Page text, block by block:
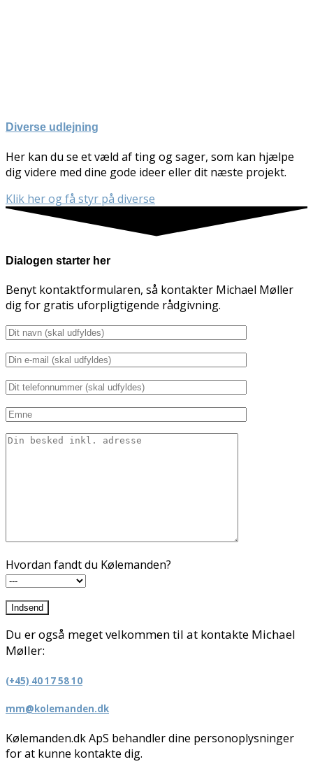
Diverse udlejning
Her kan du se et væld af ting og sager, som kan hjælpe
dig videre med dine gode ideer eller dit næste projekt.​
Klik her og få styr på diverse
Dialogen starter her
Benyt kontaktformularen, så kontakter Michael Møller
dig for gratis uforpligtigende rådgivning.
Hvordan fandt du Kølemanden?
Du er også meget velkommen til at kontakte Michael
Møller:
(+45) 40 17 58 10
mm@kolemanden.dk
Kølemanden.dk ApS behandler dine personoplysninger
for at kunne kontakte dig.